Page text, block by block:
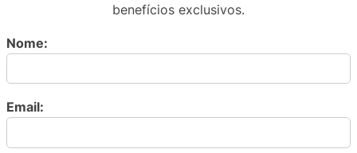
benefícios exclusivos.
Nome:
Email: